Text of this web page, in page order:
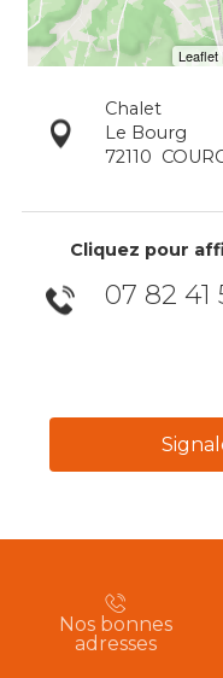
Chalet
Le Bourg
72110
Cliquez pour
07 82 41
Nos bonnes
adresses